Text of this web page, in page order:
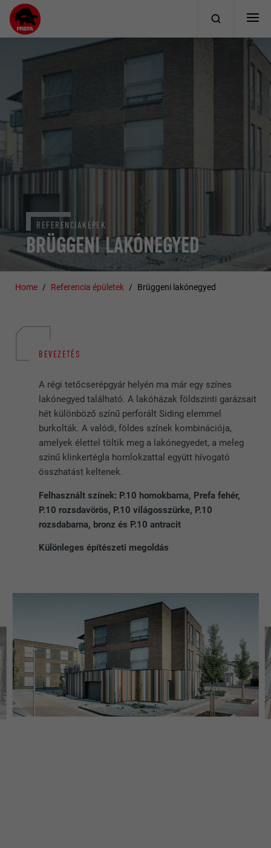
BRÜGGENI LAKÓNEGYED
REFERENCIAKÉPEK
Home Referencia épületek Brüggeni lakónegyed
BEVEZETÉS
A régi tetőcserépgyár helyén ma már egy színes
lakónegyed található. A lakóházak földszinti garázsait
hét különböző színű perforált Siding elemmel
burkolták. A valódi, földes színek kombinációja,
amelyek élettel töltik meg a lakónegyedet, a meleg
színű klinkertégla homlokzattal együtt hívogató
összhatást keltenek.
Felhasznált színek: P.10 homokbarna, Prefa fehér,
P.10 rozsdavörös, P.10 világosszürke, P.10
rozsdabarna, bronz és P.10 antracit
Különleges építészeti megoldás